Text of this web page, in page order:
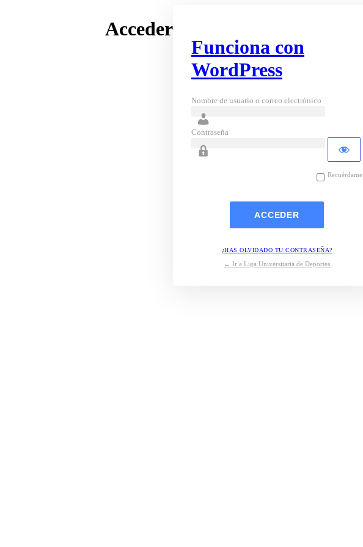
Acceder
Funciona con
WordPress
Nombre de usuario o correo electrónico
Contraseña
Recuérdame
¿HAS OLVIDADO TU CONTRASEÑA?
← Ir a Liga Universitaria de Deportes